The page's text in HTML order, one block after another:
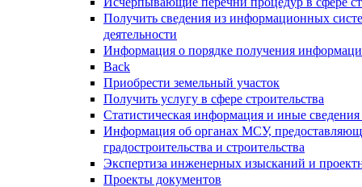
Получить сведения из информационных
деятельности
Информация о порядке получения
Back
Приобрести земельный участок
Получить услугу в сфере строительства
Статистическая информация и иные сведения
Информация об органах МСУ,
градостроительства и строительства
Экспертиза инженерных изысканий и
Проекты документов